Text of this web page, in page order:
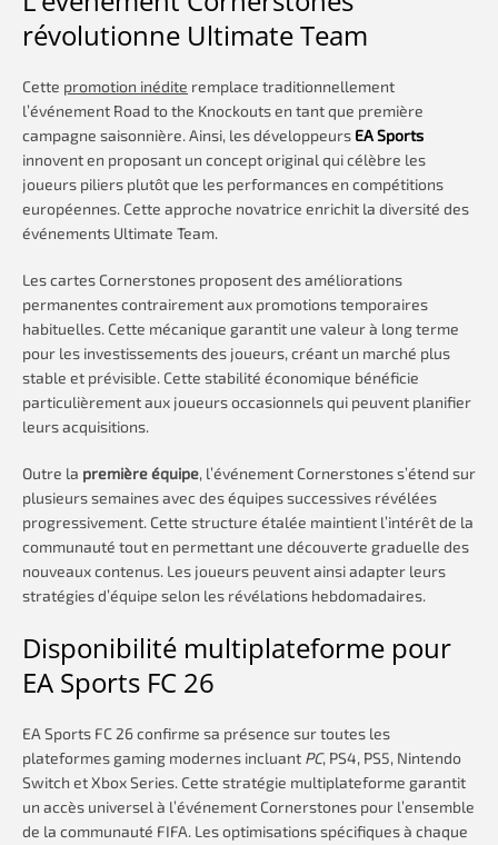
révolutionne Ultimate Team
Cette promotion inédite remplace traditionnellement
l’événement Road to the Knockouts en tant que première
campagne saisonnière. Ainsi, les développeurs EA Sports
innovent en proposant un concept original qui célèbre les
joueurs piliers plutôt que les performances en compétitions
européennes. Cette approche novatrice enrichit la diversité des
événements Ultimate Team.
Les cartes Cornerstones proposent des améliorations
permanentes contrairement aux promotions temporaires
habituelles. Cette mécanique garantit une valeur à long terme
pour les investissements des joueurs, créant un marché plus
stable et prévisible. Cette stabilité économique bénéficie
particulièrement aux joueurs occasionnels qui peuvent planifier
leurs acquisitions.
Outre la première équipe, l’événement Cornerstones s’étend sur
plusieurs semaines avec des équipes successives révélées
progressivement. Cette structure étalée maintient l’intérêt de la
communauté tout en permettant une découverte graduelle des
nouveaux contenus. Les joueurs peuvent ainsi adapter leurs
stratégies d’équipe selon les révélations hebdomadaires.
Disponibilité multiplateforme pour
EA Sports FC 26
EA Sports FC 26 confirme sa présence sur toutes les
plateformes gaming modernes incluant PC, PS4, PS5, Nintendo
Switch et Xbox Series. Cette stratégie multiplateforme garantit
un accès universel à l’événement Cornerstones pour l’ensemble
de la communauté FIFA. Les optimisations spécifiques à chaque